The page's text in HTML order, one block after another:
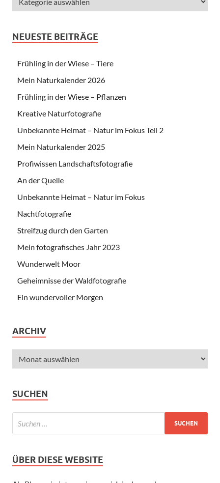
NEUESTE BEITRÄGE
Frühling in der Wiese – Tiere
Mein Naturkalender 2026
Frühling in der Wiese – Pflanzen
Kreative Naturfotografie
Unbekannte Heimat – Natur im Fokus Teil 2
Mein Naturkalender 2025
Profiwissen Landschaftsfotografie
An der Quelle
Unbekannte Heimat – Natur im Fokus
Nachtfotografie
Streifzug durch den Garten
Mein fotografisches Jahr 2023
Wunderwelt Moor
Geheimnisse der Waldfotografie
Ein wundervoller Morgen
ARCHIV
SUCHEN
ÜBER DIESE WEBSITE